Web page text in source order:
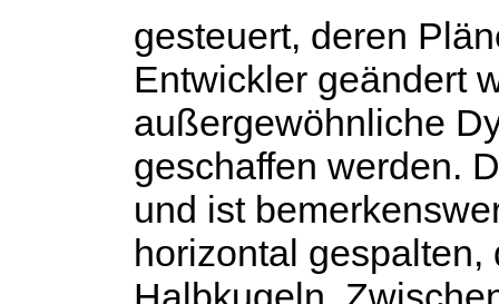
gesteuert, deren
Entwickler geändert
außergewöhnliche
geschaffen werden.
und ist
horizontal